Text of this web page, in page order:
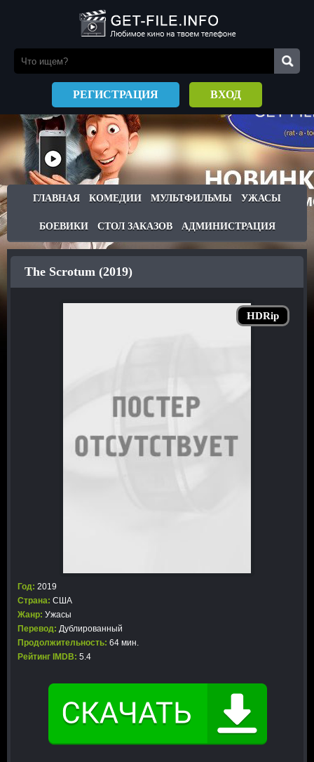
РЕГИСТРАЦИЯ ВХОД
ГЛАВНАЯ КОМЕДИИ МУЛЬТФИЛЬМЫ УЖАСЫ
БОЕВИКИ СТОЛ ЗАКАЗОВ АДМИНИСТРАЦИЯ
HDRip
The Scrotum (2019)
Год: 2019
Страна: США
Жанр: Ужасы
Перевод: Дублированный
Продолжительность: 64 мин.
Рейтинг IMDB: 5.4